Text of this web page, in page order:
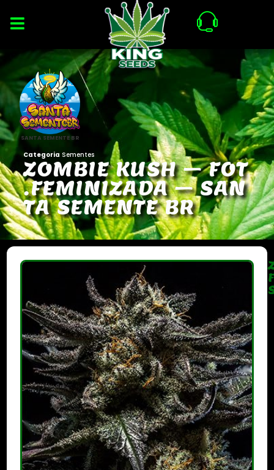
SANTA SEMENTE BR
Categoria Sementes
ZOMBIE KUSH – FOT
.FEMINIZADA – SAN
TA SEMENTE BR